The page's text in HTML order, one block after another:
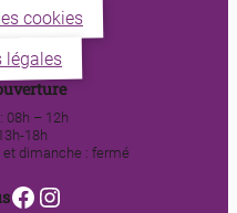
cookies
légales
08h – 12h
18h
dimanche : fermé
Facebook
Instagram